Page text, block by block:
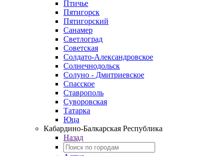
Птичье
Пятигорск
Пятигорский
Санамер
Светлоград
Советская
Солдато-Александровское
Солнечнодольск
Солуно - Дмитриевское
Спасское
Ставрополь
Суворовская
Татарка
Юца
Кабардино‑Балкарская Республика
Назад